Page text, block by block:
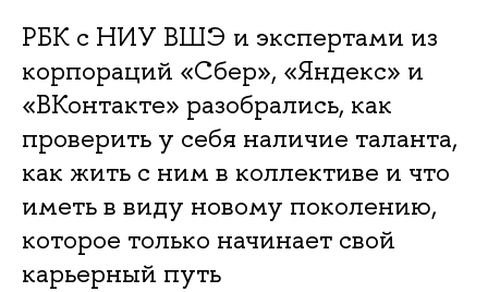
РБК с НИУ ВШЭ и экспертами из
корпораций «Сбер», «Яндекс» и
«ВКонтакте» разобрались, как
проверить у себя наличие таланта,
как жить с ним в коллективе и что
иметь в виду новому поколению,
которое только начинает свой
карьерный путь